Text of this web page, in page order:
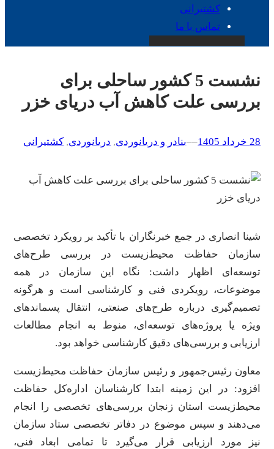
کشتیرانی
تماس با ما
نشست 5 کشور ساحلی ‌برای
بررسی علت کاهش آب دریا‌ی خزر‌
28 خرداد 1405 –
–بنادر و دریانوردی, دریانوردی, کشتیرانی
شینا انصاری در جمع خبرنگاران با تأکید بر رویکرد تخصصی
سازمان حفاظت محیط‌زیست در بررسی طرح‌های
توسعه‌ای اظهار داشت: نگاه این سازمان در همه
موضوعات، رویکردی فنی و کارشناسی است و هرگونه
تصمیم‌گیری درباره طرح‌های صنعتی، انتقال پسماندهای
ویژه یا پروژه‌های توسعه‌ای، منوط به انجام مطالعات
ارزیابی و بررسی‌های دقیق کارشناسی خواهد بود.
معاون رئیس‌جمهور و رئیس سازمان حفاظت محیط‌زیست
افزود: در این زمینه ابتدا کارشناسان اداره‌کل حفاظت
محیط‌زیست استان زنجان بررسی‌های تخصصی را انجام
می‌دهند و سپس موضوع در دفاتر تخصصی ستاد سازمان
نیز مورد ارزیابی قرار می‌گیرد تا تمامی ابعاد فنی،